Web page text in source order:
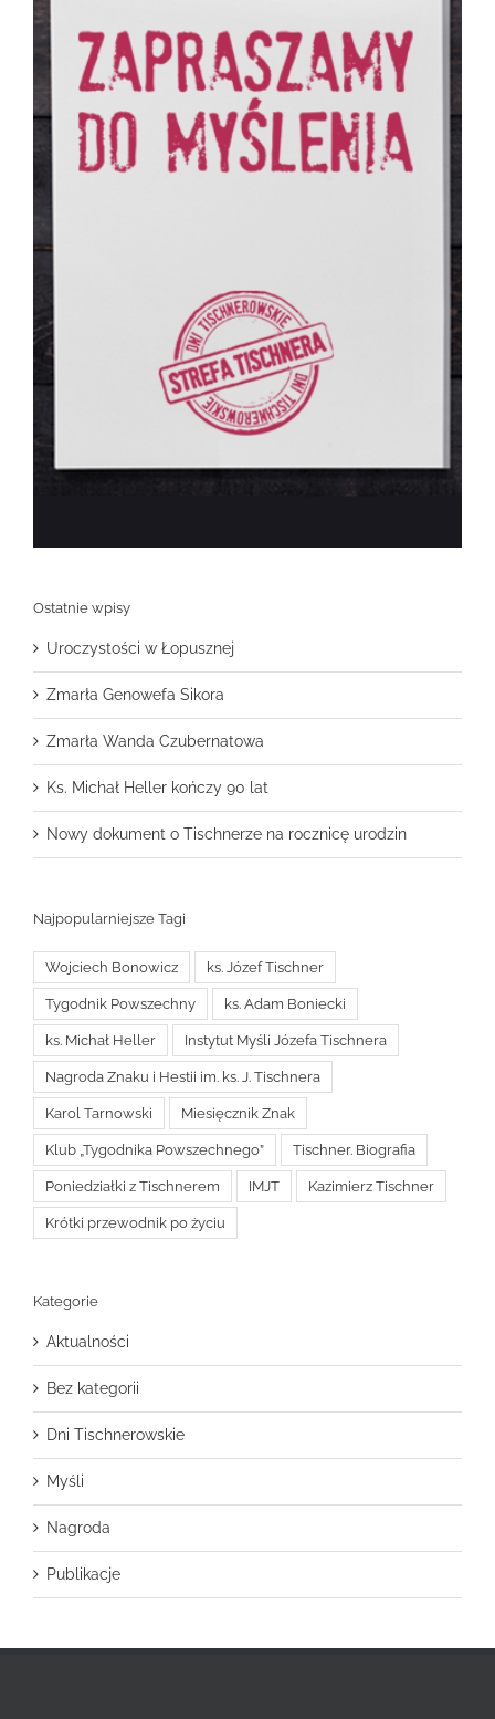
Ostatnie wpisy
Uroczystości w Łopusznej
Zmarła Genowefa Sikora
Zmarła Wanda Czubernatowa
Ks. Michał Heller kończy 90 lat
Nowy dokument o Tischnerze na rocznicę urodzin
Najpopularniejsze Tagi
Wojciech Bonowicz ks. Józef Tischner
Tygodnik Powszechny ks. Adam Boniecki
ks. Michał Heller Instytut Myśli Józefa Tischnera
Nagroda Znaku i Hestii im. ks. J. Tischnera
Karol Tarnowski Miesięcznik Znak
Klub „Tygodnika Powszechnego” Tischner. Biografia
Poniedziałki z Tischnerem IMJT Kazimierz Tischner
Krótki przewodnik po życiu
Kategorie
Aktualności
Bez kategorii
Dni Tischnerowskie
Myśli
Nagroda
Publikacje